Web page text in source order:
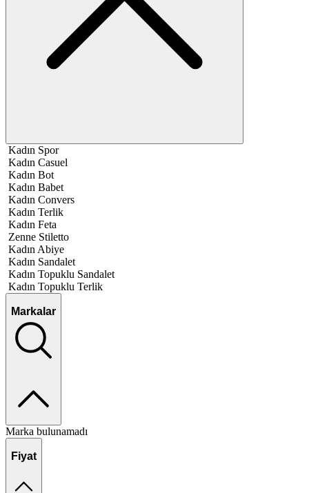
Kadın Spor
Kadın Casuel
Kadın Bot
Kadın Babet
Kadın Convers
Kadın Terlik
Kadın Feta
Zenne Stiletto
Kadın Abiye
Kadın Sandalet
Kadın Topuklu Sandalet
Kadın Topuklu Terlik
Markalar
Marka bulunamadı
Fiyat